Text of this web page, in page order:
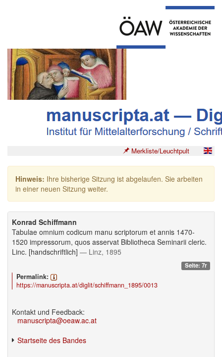
Merkliste/Leuchtpult
Hinweis: Ihre bisherige Sitzung ist abgelaufen. Sie arbeiten
in einer neuen Sitzung weiter.
Konrad Schiffmann
Tabulae omnium codicum manu scriptorum et annis 1470-
1520 impressorum, quos asservat Bibliotheca Seminarii cleric.
Linc. [handschriftlich] — Linz, 1895
Seite: 7r
Permalink:
https://manuscripta.at/diglit/schiffmann_1895/0013
Kontakt und Feedback:
manuscripta@oeaw.ac.at
Startseite des Bandes